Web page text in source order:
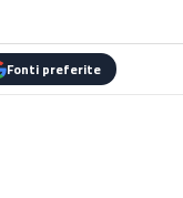
Fonti preferite